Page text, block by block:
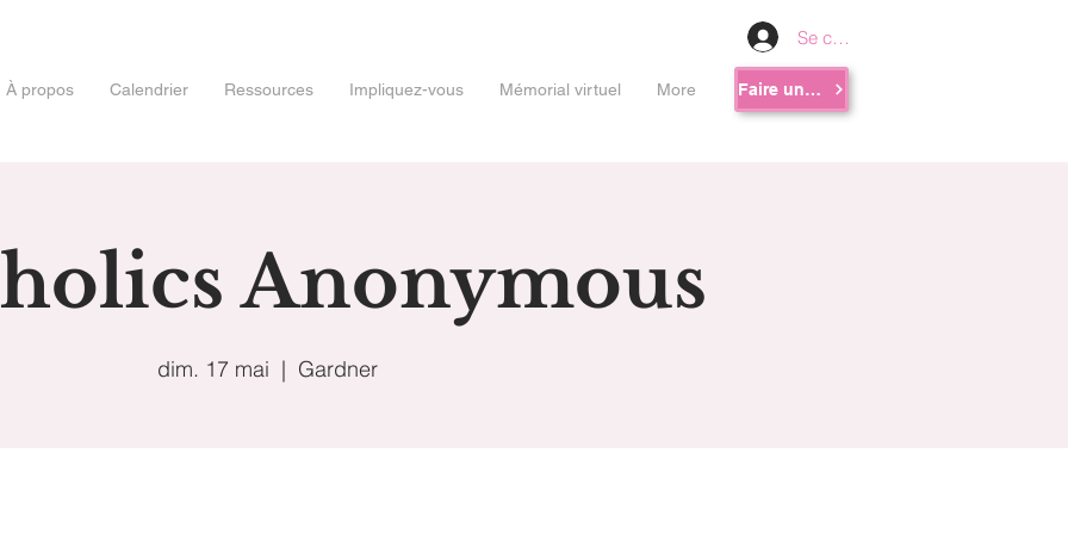
Se connecter
À propos Calendrier Ressources Impliquez-vous Mémorial virtuel More Faire un don
Anonymous
dim. 17 mai
  |
Gardner